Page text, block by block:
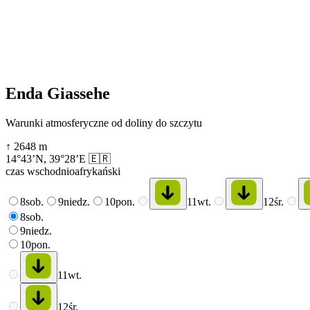
Enda Giassehe
Warunki atmosferyczne od doliny do szczytu
↑ 2648 m
14°43’N, 39°28’E 🇪🇷
czas wschodnioafrykański
8sob. 9niedz. 10pon. 11wt. 12śr.
8sob.
9niedz.
10pon.
11wt.
12śr.